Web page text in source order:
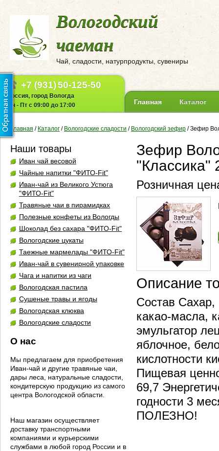
Вологодский
чаеман
Чай, сладости, натурпродукты, сувениры
+7 (931)50-125-50
Россия, город Вологда
Пн - Пт с 09:00 до 17:00
Главная Каталог
Главная / Каталог / Вологодские сладости / Вологодский зефир / Зефир
Наши товары
Иван чай весовой
Чайные напитки "ФИТО-Fit"
Иван-чай из Великого Устюга
"ФИТО-Fit"
Травяные чаи в пирамидках
Полезные конфеты из Вологды
Шоколад без сахара "ФИТО-Fit"
Вологодские цукаты
Таежные мармелады "ФИТО-Fit"
Иван-чай в сувенирной упаковке
Чага и напитки из чаги
Вологодская пастила
Сушеные травы и ягоды
Вологодская клюква
Вологодские сладости
О нас
Мы предлагаем для приобретения
Иван-чай и другие травяные чаи,
дары леса, натуральные сладости,
кондитерскую продукцию из самого
центра Вологодской области.
Наш магазин осуществляет
доставку транспортными
компаниями и курьерскими
службами в любой город России и в
Зефир
"Классика"
Розничная
Описание
Состав Сахар,
какао-масла,
эмульгатор
яблочное,
кислотности
Пищевая
69,7
годности 3
ПОЛЕЗНО!